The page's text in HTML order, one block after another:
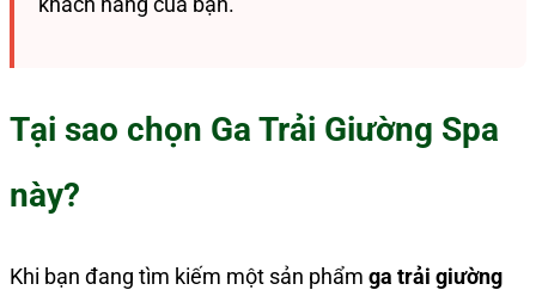
Tại sao chọn Ga Trải Giường Spa
này?
Khi bạn đang tìm kiếm một sản phẩm ga trải giường